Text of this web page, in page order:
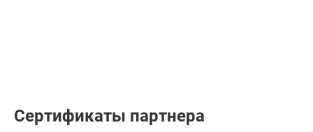
Сертификаты партнера